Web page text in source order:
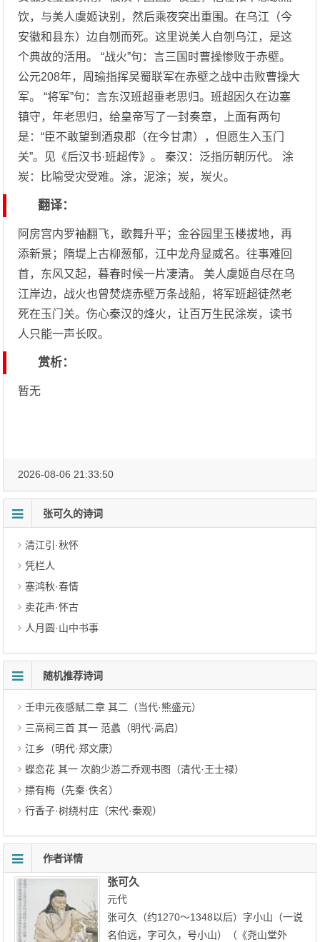
饮，与美人虞姬诀别，然后乘夜突出重围。在乌江（今
安徽和县东）边自刎而死。这里说美人自刎乌江，是这
个典故的活用。 “战火”句：言三国时曹操惨败于赤壁。
公元208年，周瑜指挥吴蜀联军在赤壁之战中击败曹操大
军。 “将军”句：言东汉班超垂老思归。班超因久在边塞
镇守，年老思归，给皇帝写了一封奏章，上面有两句
是：“臣不敢望到酒泉郡（在今甘肃），但愿生入玉门
关”。见《后汉书·班超传》。 秦汉：泛指历朝历代。 涂
炭：比喻受灾受难。涂，泥涂；炭，炭火。
翻译：
阿房宫内罗袖翻飞，歌舞升平；金谷园里玉楼拔地，再
添新景；隋堤上古柳葱郁，江中龙舟显威名。往事难回
首，东风又起，暮春时候一片凄清。 美人虞姬自尽在乌
江岸边，战火也曾焚烧赤壁万条战船，将军班超徒然老
死在玉门关。伤心秦汉的烽火，让百万生民涂炭，读书
人只能一声长叹。
赏析：
暂无
2026-08-06 21:33:50
张可久的诗词
清江引·秋怀
凭栏人
塞鸿秋·春情
卖花声·怀古
人月圆·山中书事
随机推荐诗词
壬申元夜感赋二章 其二（当代·熊盛元）
三高祠三首 其一 范蠡（明代·高启）
江乡（明代·郑文康）
蝶恋花 其一 次韵少游二乔观书图（清代·王士禄）
摽有梅（先秦·佚名）
行香子·树绕村庄（宋代·秦观）
作者详情
张可久
元代
张可久（约1270～1348以后）字小山（一说
名伯远，字可久，号小山）（《尧山堂外